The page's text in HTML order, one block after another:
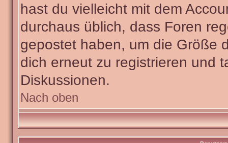
hast du vielleicht mit dem
durchaus üblich, dass Foren
gepostet haben, um die Größe
dich erneut zu registrieren und
Diskussionen.
Nach oben